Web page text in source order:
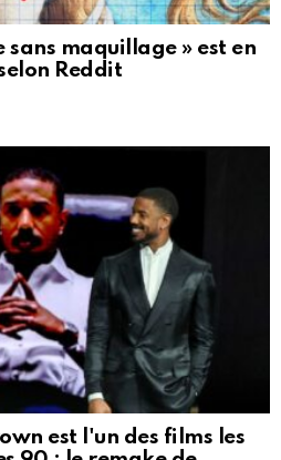
sans maquillage » est en
Reddit
est l'un des films les